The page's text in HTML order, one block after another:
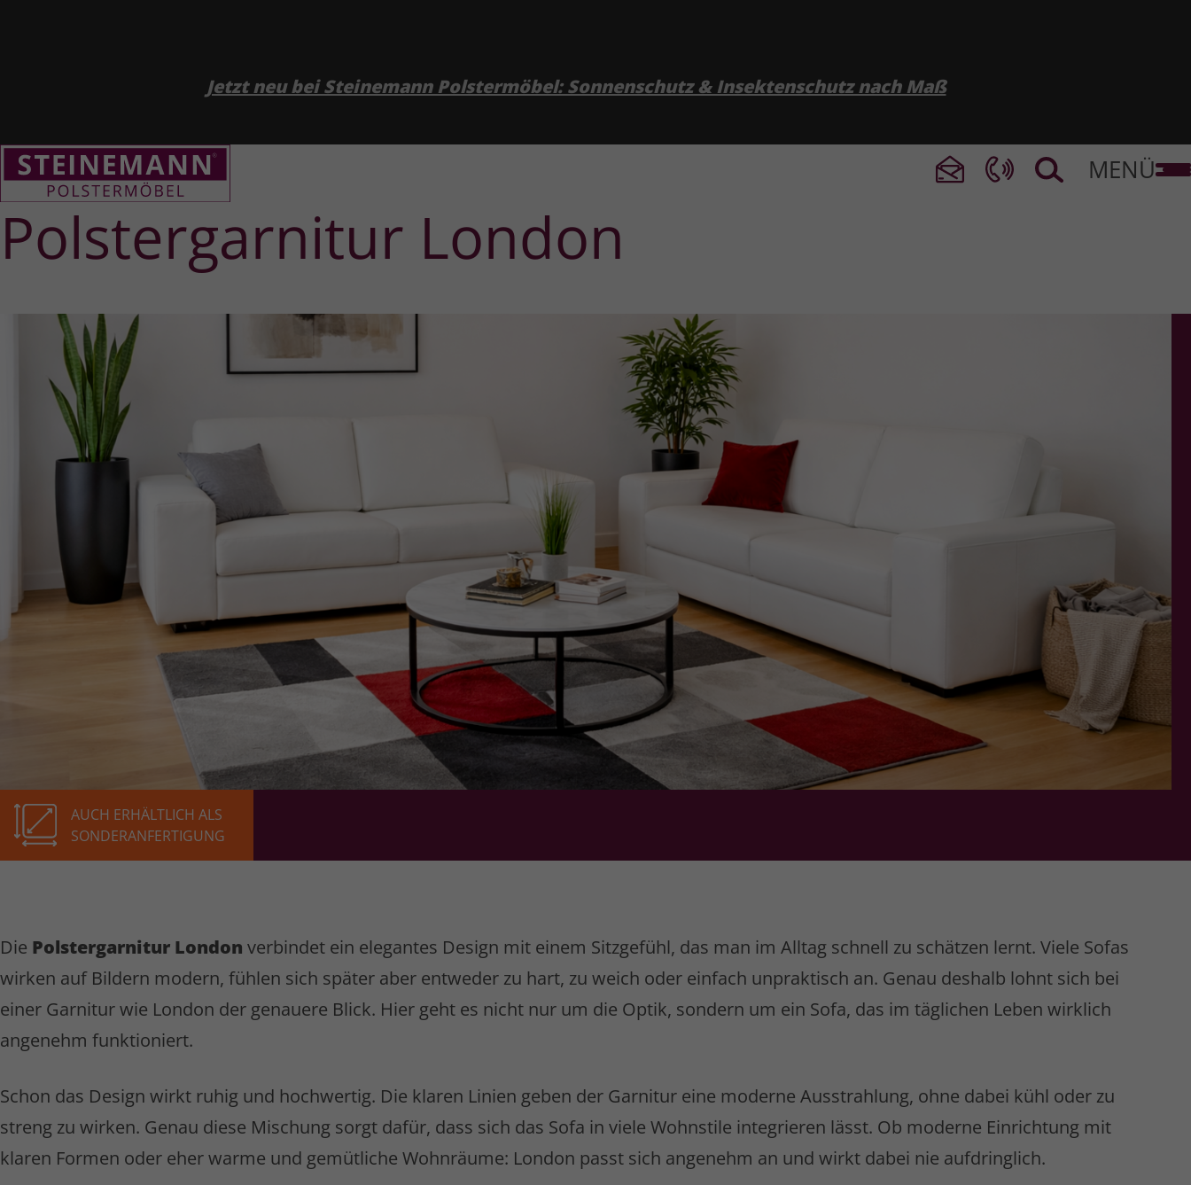
Jetzt neu bei Steinemann Polstermöbel: Sonnenschutz & Insektenschutz nach Maß
MENÜ
Polster­garnitur London
AUCH ERHÄLT­LICH ALS
SON­DER­AN­FER­TI­GUNG
Die Polster­garnitur London verbindet ein elegantes Design mit einem Sitzgefühl, das man im Alltag schnell zu schätzen lernt. Viele Sofas
wirken auf Bildern modern, fühlen sich später aber entweder zu hart, zu weich oder einfach unpraktisch an. Genau deshalb lohnt sich bei
einer Garnitur wie London der genauere Blick. Hier geht es nicht nur um die Optik, sondern um ein Sofa, das im täglichen Leben wirklich
angenehm funktioniert.
Schon das Design wirkt ruhig und hochwertig. Die klaren Linien geben der Garnitur eine moderne Ausstrahlung, ohne dabei kühl oder zu
streng zu wirken. Genau diese Mischung sorgt dafür, dass sich das Sofa in viele Wohnstile integrieren lässt. Ob moderne Einrichtung mit
klaren Formen oder eher warme und gemütliche Wohnräume: London passt sich angenehm an und wirkt dabei nie aufdringlich.